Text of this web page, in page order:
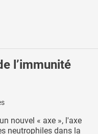
l’immunité
nouvel « axe », l'axe
neutrophiles dans la